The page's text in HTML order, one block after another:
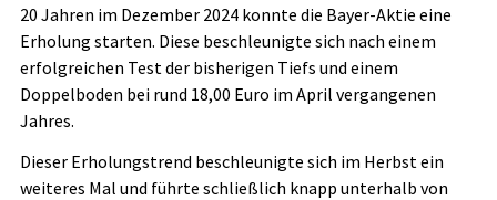
20 Jahren im Dezember 2024 konnte die Bayer-Aktie eine
Erholung starten. Diese beschleunigte sich nach einem
erfolgreichen Test der bisherigen Tiefs und einem
Doppelboden bei rund 18,00 Euro im April vergangenen
Jahres.
Dieser Erholungstrend beschleunigte sich im Herbst ein
weiteres Mal und führte schließlich knapp unterhalb von